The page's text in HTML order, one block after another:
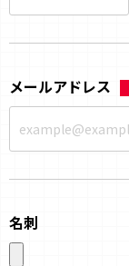
メールアドレス
名刺